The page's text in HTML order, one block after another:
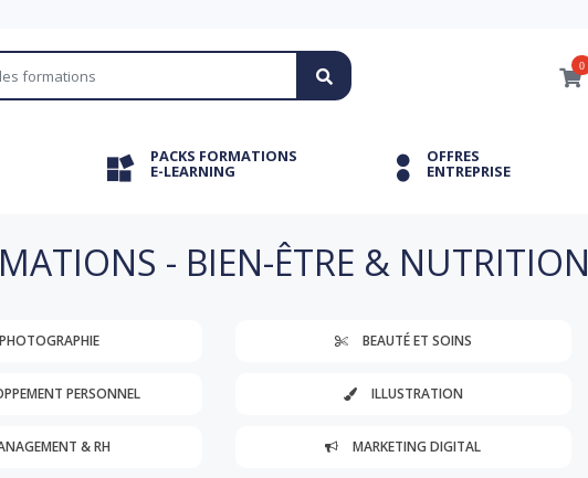
0
PACKS FORMATIONS
E-LEARNING
OFFRES
ENTREPRISE
- BIEN-ÊTRE & NUTRITION
PHOTOGRAPHIE BEAUTÉ ET SOINS
PERSONNEL ILLUSTRATION
& RH MARKETING DIGITAL